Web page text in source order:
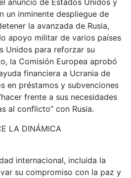
un inminente despliegue de
la avanzada de Rusia,
apoyo militar de varios países
Unidos para reforzar su
la Comisión Europea aprobó
financiera a Ucrania de
en préstamos y subvenciones
frente a sus necesidades
al conflicto” con Rusia.
LA DINÁMICA
internacional, incluida la
su compromiso con la paz y